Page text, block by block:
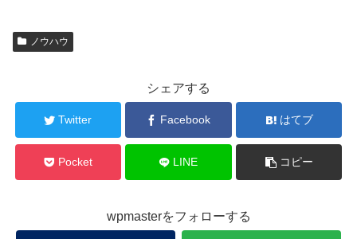
ノウハウ
シェアする
Twitter Facebook はてブ
Pocket LINE コピー
wpmasterをフォローする